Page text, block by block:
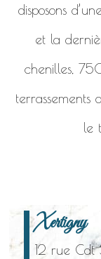
disposons
et la
chenilles,
terrassements
le
Xertigny
12 rue Cdt